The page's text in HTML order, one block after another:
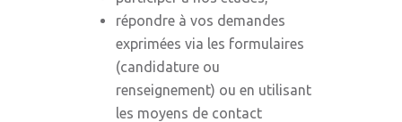
répondre à vos demandes
exprimées via les formulaires
(candidature ou
renseignement) ou en utilisant
les moyens de contact